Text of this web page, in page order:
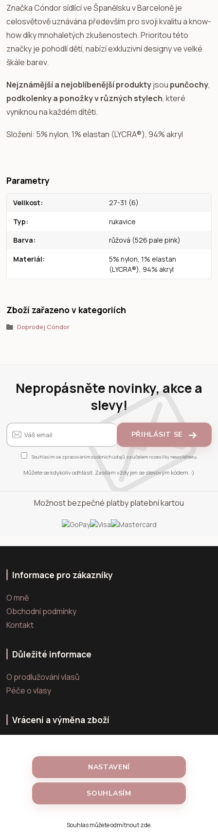
Značka Cóndor sídlící ve Španělsku v Barceloně je
celosvětově uznávána především pro svoji kvalitu a know-
how díky mnohaletých zkušenostech. Prioritou této
značky je pohodlí dětí, nabízí exkluzivní designy ve velké
škále barev.
Nejznámější a nejoblíbenější produktyjsou punčochy,
podkolenky a ponožky v různých stylech, které
vyniknou na každém dítěti.
Složení: 5% nylon, 1% elastan (LYCRA®), 94% akryl
Parametry
Velikost 27-31 (6)
Typ rukavice
Barva růžová (526 pale pink)
Materiál
5% nylon, 1% elastan
(LYCRA®), 94% akryl
Zboží zařazeno v kategoriích
Doprodej Cóndor
Nepropásněte novinky, akce a
slevy!
PŘIHLÁSIT SE
Souhlasím se zpracováním osobních údajů za účelem rozesílky newsletteru.
Můžete se kdykoliv odhlásit. Zasílám vždy jen se slevovým kódem. :)
Možnost bezpečné platby platební kartou
Informace pro zákazníky
O mně
Obchodní podmínky
Kontakt
Důležité informace
O prodlužování vlasů
Péče o vlasy
Vrácení a výměna zboží
Vrácení zboží
NASTAVENÍ
SOUHLASÍM
Souhlas můžete odmítnoutzde.